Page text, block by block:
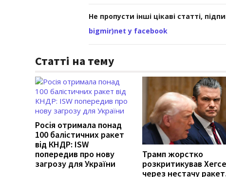
Не пропусти інші цікаві статті,
bigmir)net у facebook
Статті на тему
Росія отримала понад
100 балістичних ракет
від КНДР: ISW
попередив про нову
загрозу для України
Трамп жорстко
розкритикував
через нестачу